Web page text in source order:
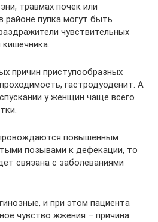
травмах почек или
районе пупка могут быть
чувствительных
причин приступообразных
гастродуоденит. А
у женщин чаще всего
повышенным
позывами к дефекации, то
связана с заболеваниями
и при этом пациента
чувство жжения – причина